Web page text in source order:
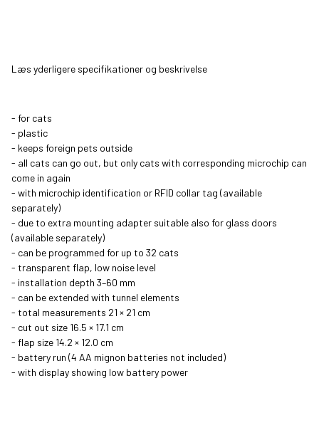
Læs yderligere specifikationer og beskrivelse
- for cats
- plastic
- keeps foreign pets outside
- all cats can go out, but only cats with corresponding microchip can
come in again
- with microchip identification or RFID collar tag (available
separately)
- due to extra mounting adapter suitable also for glass doors
(available separately)
- can be programmed for up to 32 cats
- transparent flap, low noise level
- installation depth 3–60 mm
- can be extended with tunnel elements
- total measurements 21 × 21 cm
- cut out size 16.5 × 17.1 cm
- flap size 14.2 × 12.0 cm
- battery run (4 AA mignon batteries not included)
- with display showing low battery power